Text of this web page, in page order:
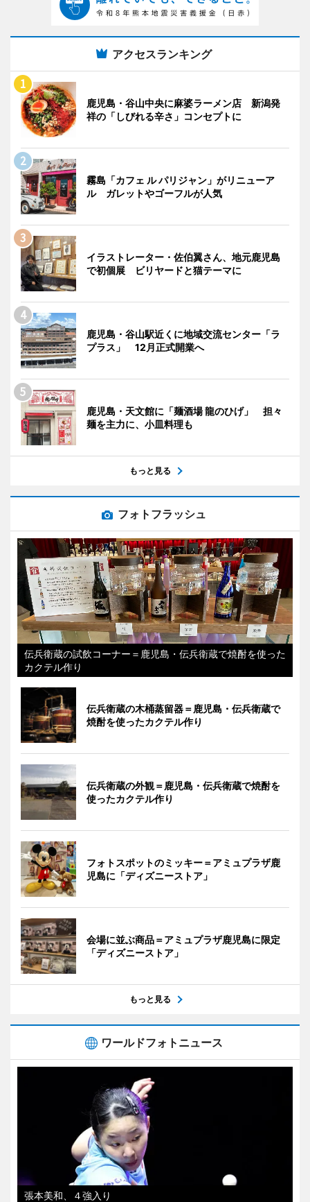
アクセスランキング
鹿児島・谷山中央に麻婆ラーメン店 新潟発
祥の「しびれる辛さ」コンセプトに
霧島「カフェ ル パリジャン」がリニューア
ル ガレットやゴーフルが人気
イラストレーター・佐伯翼さん、地元鹿児島
で初個展 ビリヤードと猫テーマに
鹿児島・谷山駅近くに地域交流センター「ラ
プラス」 12月正式開業へ
鹿児島・天文館に「麺酒場 龍のひげ」 担々
麺を主力に、小皿料理も
もっと見る
フォトフラッシュ
伝兵衛蔵の試飲コーナー＝鹿児島・伝兵衛蔵で焼酎を使った
カクテル作り
伝兵衛蔵の木桶蒸留器＝鹿児島・伝兵衛蔵で
焼酎を使ったカクテル作り
伝兵衛蔵の外観＝鹿児島・伝兵衛蔵で焼酎を
使ったカクテル作り
フォトスポットのミッキー＝アミュプラザ鹿
児島に「ディズニーストア」
会場に並ぶ商品＝アミュプラザ鹿児島に限定
「ディズニーストア」
もっと見る
ワールドフォトニュース
張本美和、４強入り